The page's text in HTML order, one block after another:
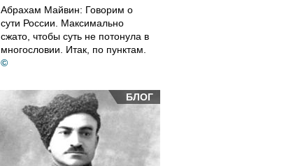
Абрахам Майвин: Говорим о
сути России. Максимально
сжато, чтобы суть не потонула в
многословии. Итак, по пунктам.
©
БЛОГ